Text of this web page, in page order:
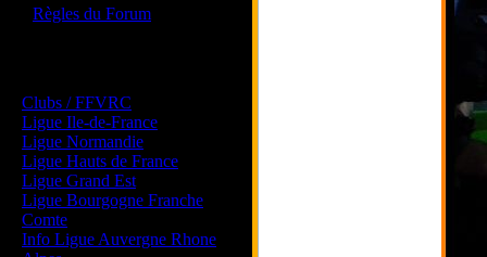
Règles du Forum
Clubs / FFVRC
Ligue Ile-de-France
Ligue Normandie
Ligue Hauts de France
Ligue Grand Est
Ligue Bourgogne Franche
Comte
Info Ligue Auvergne Rhone